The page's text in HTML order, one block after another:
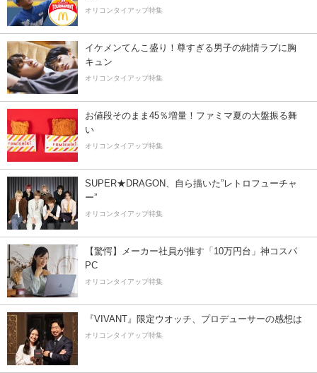
オリコンタイアップ特集
イケメンてんこ盛り！尊すぎる男子の純情ラブに胸
キュン
オリコンタイアップ特集
お値段そのまま45％増量！ファミマ夏の大盤振る舞
い
オリコンタイアップ特集
SUPER★DRAGON、自ら描いた”レトロフューチャ
ー”
オリコンタイアップ特集
【驚愕】メーカー社員が推す「10万円台」神コスパ
PC
オリコンタイアップ特集
『VIVANT』限定ウオッチ、プロデューサーの感想は
オリコンタイアップ特集